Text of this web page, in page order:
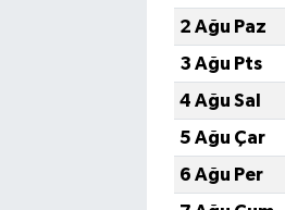
2 Ağu Paz
3 Ağu Pts
4 Ağu Sal
5 Ağu Çar
6 Ağu Per